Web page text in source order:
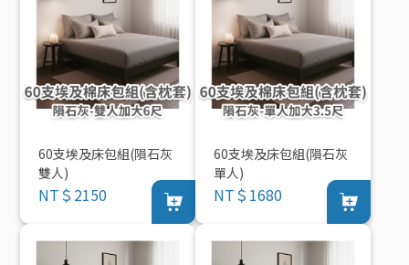
60支埃及床包組(隕石灰
雙人)
NT＄2150
60支埃及床包組(隕石灰
單人)
NT＄1680